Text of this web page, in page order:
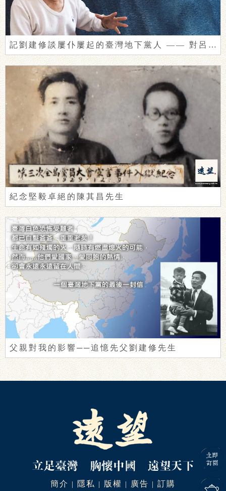
記劉建修談屢仆屢起的臺灣地下黨人 —— 對呂正惠〈以革命為志業──陳明忠的人格與風範〉之回響
紀念堅毅卓絕的陳其昌先生
父親對我的影響──追憶先父劉建修先生
簡介 | 隱私 | 版權 | 廣告 | 訂購